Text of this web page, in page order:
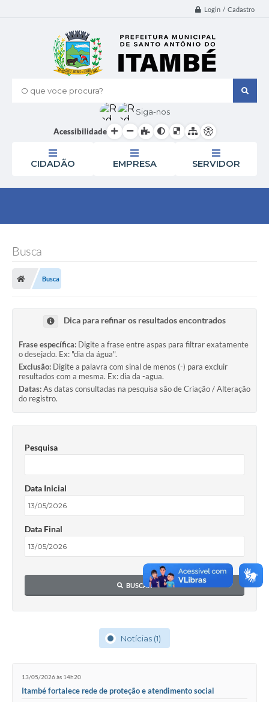
Login / Cadastro
O que voce procura?
Siga-nos
Acessibilidade
CIDADÃO EMPRESA SERVIDOR
Busca
Busca
Dica para refinar os resultados encontrados
Frase específica: Digite a frase entre aspas para filtrar exatamente
o desejado. Ex: "dia da água".
Exclusão: Digite a palavra com sinal de menos (-) para excluir
resultados com a mesma. Ex: dia da -agua.
Datas:As datas consultadas na pesquisa são de Criação / Alteração
do registro.
Pesquisa
Data Inicial
Data Final
BUSCAR
Notícias (1)
13/05/2026 às 14h20
Itambé fortalece rede de proteção e atendimento social